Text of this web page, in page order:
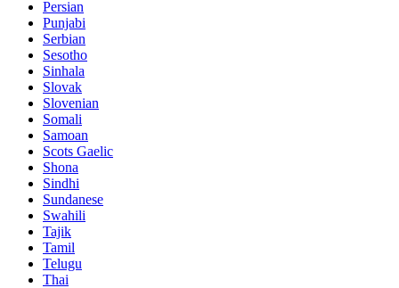
Persian
Punjabi
Serbian
Sesotho
Sinhala
Slovak
Slovenian
Somali
Samoan
Scots Gaelic
Shona
Sindhi
Sundanese
Swahili
Tajik
Tamil
Telugu
Thai